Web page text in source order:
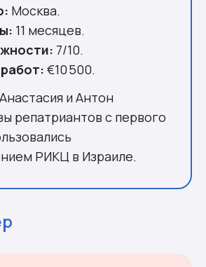
Москва.
11 месяцев.
7/10.
€10 500.
Анастасия и Антон
репатриантов с первого
РИКЦ в Израиле.